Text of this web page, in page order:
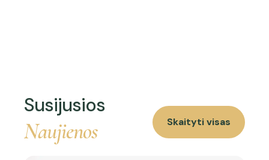
Susijusios
Naujienos Skaityti visas